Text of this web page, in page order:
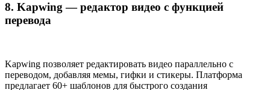
8. Kapwing — редактор видео с функцией
перевода
Kapwing позволяет редактировать видео параллельно с
переводом, добавляя мемы, гифки и стикеры. Платформа
предлагает 60+ шаблонов для быстрого создания